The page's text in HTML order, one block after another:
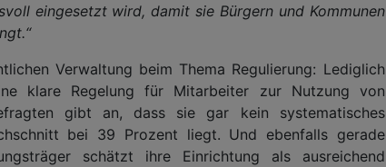
eingesetzt wird, damit sie Bürgern und Kommunen
Verwaltung beim Thema Regulierung: Lediglich
klare Regelung für Mitarbeiter zur Nutzung von
gibt an, dass sie gar kein systematisches
bei 39 Prozent liegt. Und ebenfalls gerade
schätzt ihre Einrichtung als ausreichend